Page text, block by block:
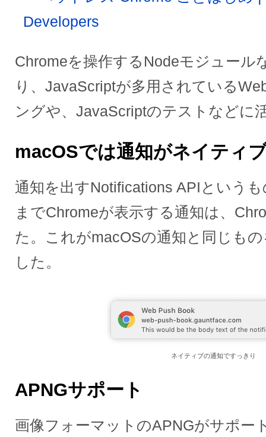
Developers
Chromeを操作するNodeモジュール
り、JavaScriptが多用されている
ングや、JavaScriptのテストなどに
macOSでは通知がネイティ
通知を出すNotifications APIという
までChromeが表示する通知は、
た。これがmacOSの通知と同じも
した。
ネイティブの通知ですっきり
APNGサポート
画像フォーマットのAPNGがサポー